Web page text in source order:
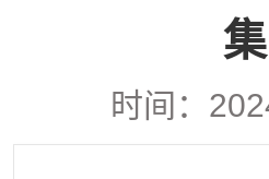
集
时间：